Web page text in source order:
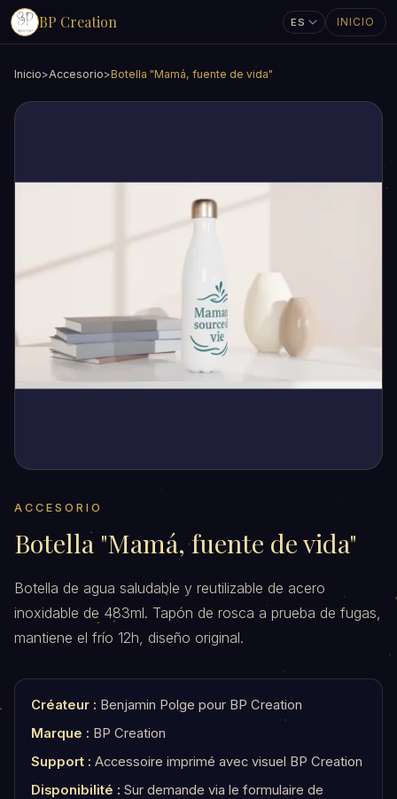
BP Creation INICIO
Inicio>Accesorio>Botella "Mamá, fuente de vida"
ACCESORIO
Botella "Mamá, fuente de vida"
Botella de agua saludable y reutilizable de acero
inoxidable de 483ml. Tapón de rosca a prueba de fugas,
mantiene el frío 12h, diseño original.
Créateur : Benjamin Polge pour BP Creation
Marque : BP Creation
Support : Accessoire imprimé avec visuel BP Creation
Disponibilité : Sur demande via le formulaire de